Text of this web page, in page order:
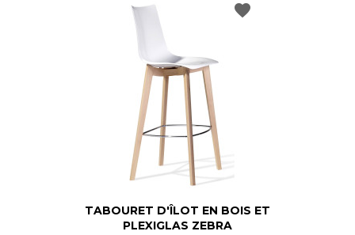
TABOURET D'ÎLOT EN BOIS ET
PLEXIGLAS ZEBRA
favorite